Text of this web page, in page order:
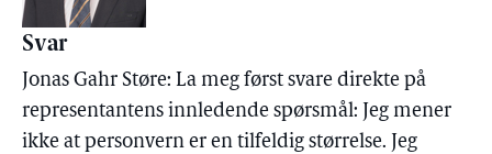
Svar
Jonas Gahr Støre: La meg først svare direkte på
representantens innledende spørsmål: Jeg mener
ikke at personvern er en tilfeldig størrelse. Jeg